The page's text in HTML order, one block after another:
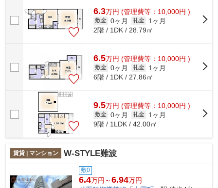
6.3万円 (管理費等：10,000円 )
敷金 0ヶ月 礼金
1ヶ月
2階 / 1DK / 28.79㎡
6.5万円 (管理費等：10,000円 )
敷金 0ヶ月 礼金
1ヶ月
6階 / 1DK / 27.86㎡
9.5万円 (管理費等：10,000円 )
敷金 0ヶ月 礼金
1ヶ月
9階 / 1LDK / 42.00㎡
賃貸 | マンション W-STYLE難波
敷0
6.4万円～6.94万円